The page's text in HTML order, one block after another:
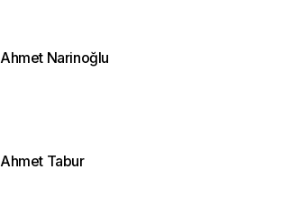
Ahmet Narinoğlu
Ahmet Tabur